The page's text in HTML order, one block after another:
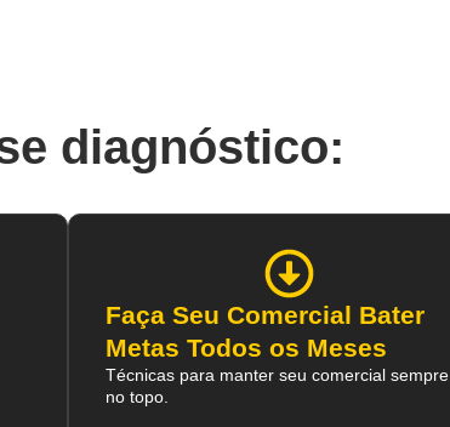
diagnóstico:
Faça Seu Comercial Bater
Metas Todos os Meses
Técnicas para manter seu comercial sempre
no topo.